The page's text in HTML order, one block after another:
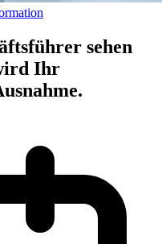
sehen
Ihr